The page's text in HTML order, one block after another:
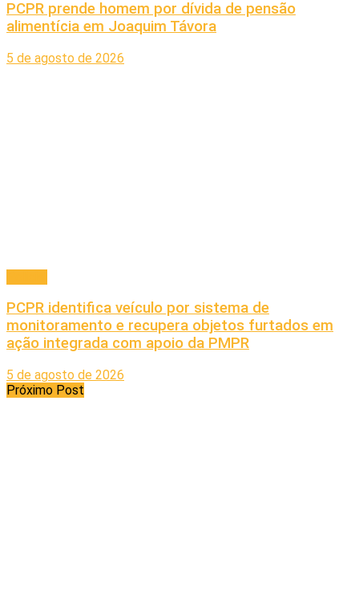
PCPR prende homem por dívida de pensão
alimentícia em Joaquim Távora
5 de agosto de 2026
PCPR identifica veículo por sistema de
monitoramento e recupera objetos furtados em
ação integrada com apoio da PMPR
5 de agosto de 2026
Próximo Post